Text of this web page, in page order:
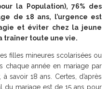
la Population), 76% des
de 18 ans, l’urgence est
et éviter chez la jeune
traîner toute une vie.
filles mineures scolarisées ou
chaque année en mariage par
à savoir 18 ans. Certes, d’après
du mariage est de 15 ans pour